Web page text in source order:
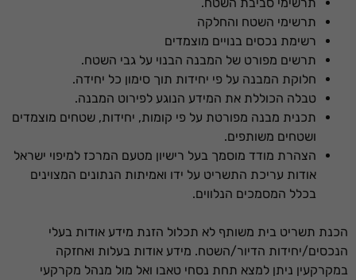
תרשימי השטח והחלקה
רשימת נכסים בנויים מוצמדים
תרשים מפורט של המבנה הבנוי על גבי השטח.
חלוקת המבנה על פי יחידות תוך סימון כל יחידה.
טבלה הכוללת את המידע הנוגע לפירוט המבנה.
תכנית מבנה מפורטת על פי קומות, יחידות, שטחים מוצמדים
ושטחים משותפים.
הצהרת מודד מוסמך בעל רישיון מטעם המרכז למיפוי ישראל
אודות עריכת התשריט על ידו ואמיתות הנתונים המצוינים
בכלל המסמכים הנלווים.
הכנת תשריט בית משותף לא תכלול הזנת מידע אודות בעלי
הנכסים/יחידות הדיור/השטח. מידע אודות בעלות ואחזקה
במקרקעין ניתן למצא תחת נסחי טאבו ואל מול מנהל מקרקעי